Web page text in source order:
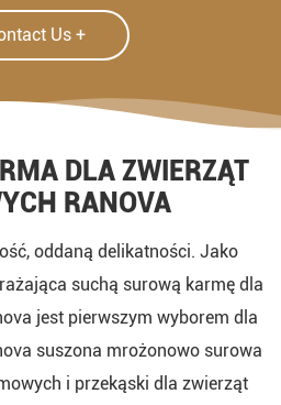
Us +
DLA ZWIERZĄT
RANOVA
oddaną delikatności. Jako
suchą surową karmę dla
jest pierwszym wyborem dla
suszona mrożonowo surowa
i przekąski dla zwierząt